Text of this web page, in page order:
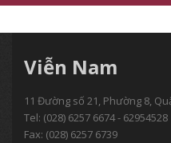
Viễn Nam
11 Đường số 21, Phường 8,
Tel: (028) 6257 6674 - 62954528
Fax: (028) 6257 6739